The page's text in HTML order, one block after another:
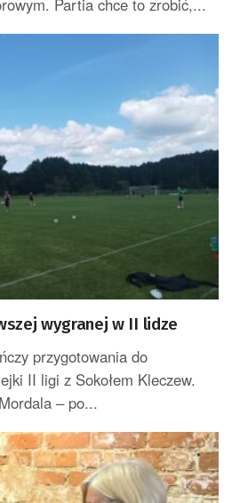
Partia chce to zrobić,...
wygranej w II lidze
przygotowania do
II ligi z Sokołem Kleczew.
– po...